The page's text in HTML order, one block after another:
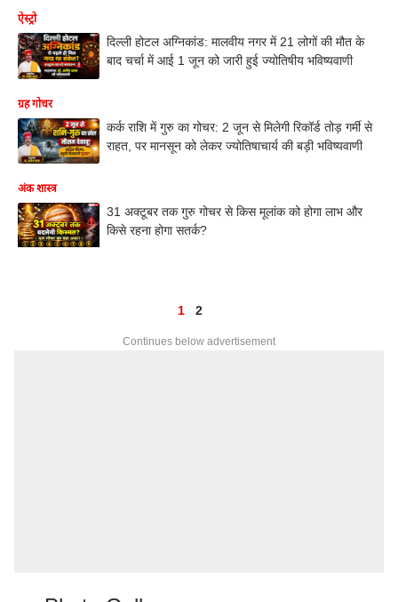
ऐस्ट्रो
दिल्ली होटल अग्निकांड: मालवीय नगर में 21 लोगों की मौत के
बाद चर्चा में आई 1 जून को जारी हुई ज्योतिषीय भविष्यवाणी
ग्रह गोचर
कर्क राशि में गुरु का गोचर: 2 जून से मिलेगी रिकॉर्ड तोड़ गर्मी से
राहत, पर मानसून को लेकर ज्योतिषाचार्य की बड़ी भविष्यवाणी
अंक शास्त्र
31 अक्टूबर तक गुरु गोचर से किस मूलांक को होगा लाभ और
किसे रहना होगा सतर्क?
1 2
Continues below advertisement